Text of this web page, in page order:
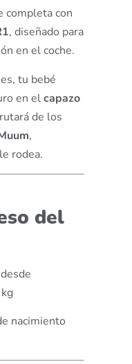
completa con
, diseñado para
en el coche.
tu bebé
en elcapazo
de los
,
rodea.
del
desde
nacimiento